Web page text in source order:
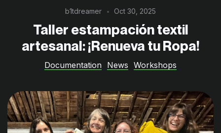
b1tdreamer Oct 30, 2025
Taller estampación textil
artesanal: ¡Renueva tu Ropa!
Documentation News Workshops